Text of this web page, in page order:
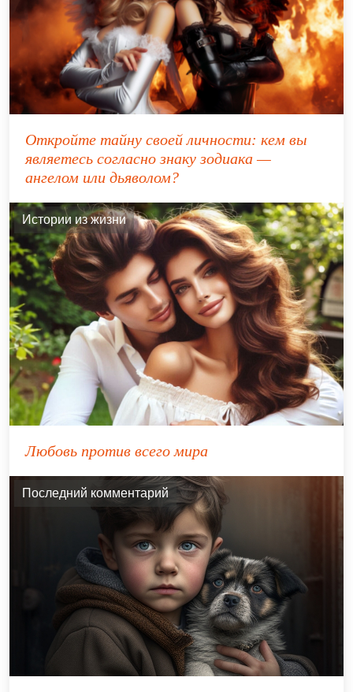
Откройте тайну своей личности: кем вы
являетесь согласно знаку зодиака —
ангелом или дьяволом?
Истории из жизни
Любовь против всего мира
Последний комментарий